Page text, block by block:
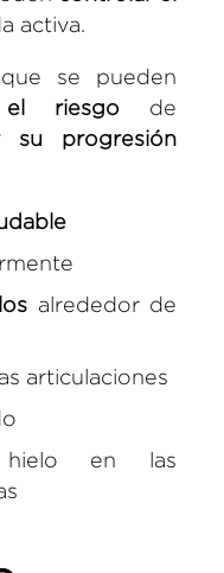
activa.
se pueden
riesgo de
su progresión
alrededor de
articulaciones
en las